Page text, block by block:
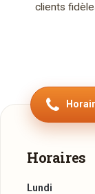
clients
Horaires
Lundi